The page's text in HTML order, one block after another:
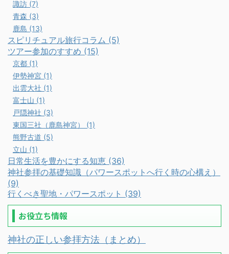
諏訪 (7)
青森 (3)
鹿島 (13)
スピリチュアル旅行コラム (5)
ツアー参加のすすめ (15)
京都 (1)
伊勢神宮 (1)
出雲大社 (1)
富士山 (1)
戸隠神社 (3)
東国三社（鹿島神宮） (1)
熊野古道 (5)
立山 (1)
日常生活を豊かにする知恵 (36)
神社参拝の基礎知識（パワースポットへ行く時の心構え）
(9)
行くべき聖地・パワースポット (39)
お役立ち情報
神社の正しい参拝方法（まとめ）